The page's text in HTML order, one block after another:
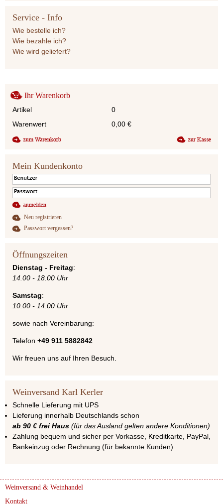
Service - Info
Wie bestelle ich?
Wie bezahle ich?
Wie wird geliefert?
Ihr Warenkorb
Artikel
0
Warenwert
0,00 €
Mein Kundenkonto
Neu registrieren
Passwort vergessen?
Öffnungszeiten
Dienstag - Freitag:
14.00 - 18.00 Uhr
Samstag:
10.00 - 14.00 Uhr
sowie nach Vereinbarung:
Telefon +49 911 5882842
Wir freuen uns auf Ihren Besuch.
Weinversand Karl Kerler
Schnelle Lieferung mit UPS
Lieferung innerhalb Deutschlands schon
ab 90 € frei Haus (für das Ausland gelten andere Konditionen)
Zahlung bequem und sicher per Vorkasse, Kreditkarte, PayPal,
Bankeinzug oder Rechnung (für bekannte Kunden)
Weinversand & Weinhandel
Kontakt